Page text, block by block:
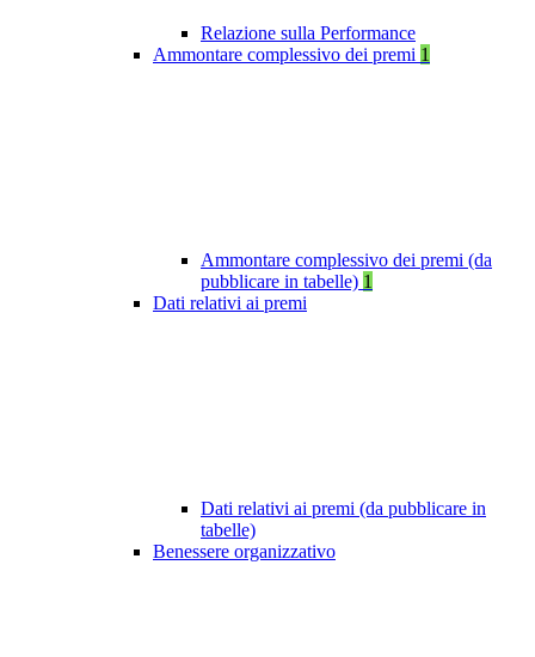
Relazione sulla Performance
Ammontare complessivo dei premi 1
Ammontare complessivo dei premi (da
pubblicare in tabelle) 1
Dati relativi ai premi
Dati relativi ai premi (da pubblicare in
tabelle)
Benessere organizzativo